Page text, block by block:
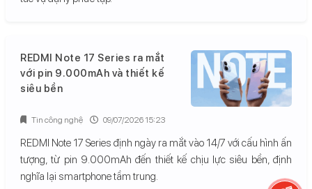
REDMI Note 17 Series ra mắt
với pin 9.000mAh và thiết kế
siêu bền
REDMI Note 17 Series định ngày ra mắt vào 14/7 với cấu hình ấn
tượng, từ pin 9.000mAh đến thiết kế chịu lực siêu bền, định
nghĩa lại smartphone tầm trung.
Tin công nghệ 09/07/2026 15:23